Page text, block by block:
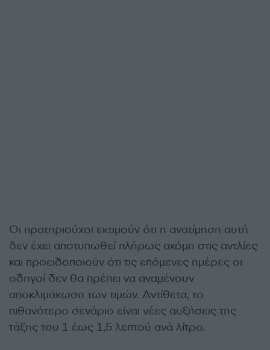
Οι πρατηριούχοι εκτιμούν ότι η ανατίμηση αυτή
δεν έχει αποτυπωθεί πλήρως ακόμη στις αντλίες
και προειδοποιούν ότι τις επόμενες ημέρες οι
οδηγοί δεν θα πρέπει να αναμένουν
αποκλιμάκωση των τιμών. Αντίθετα, το
πιθανότερο σενάριο είναι νέες αυξήσεις της
τάξης του 1 έως 1,5 λεπτού ανά λίτρο.